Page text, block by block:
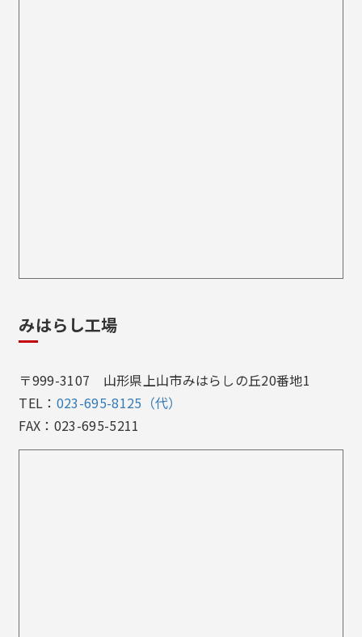
みはらし工場
〒999-3107 山形県上山市みはらしの丘20番地1
TEL： 023-695-8125（代）
FAX：023-695-5211